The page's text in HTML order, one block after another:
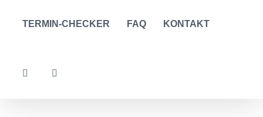
TERMIN-CHECKER FAQ KONTAKT